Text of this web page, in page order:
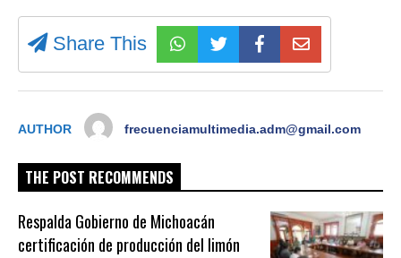
Share This
AUTHOR frecuenciamultimedia.adm@gmail.com
THE POST RECOMMENDS
Respalda Gobierno de Michoacán
certificación de producción del limón